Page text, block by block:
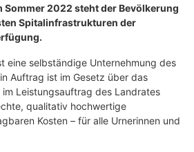
Sommer 2022 steht der Bevölkerung
Spitalinfrastrukturen der
eine selbständige Unternehmung des
Auftrag ist im Gesetz über das
im Leistungsauftrag des Landrates
qualitativ hochwertige
Kosten – für alle Urnerinnen und